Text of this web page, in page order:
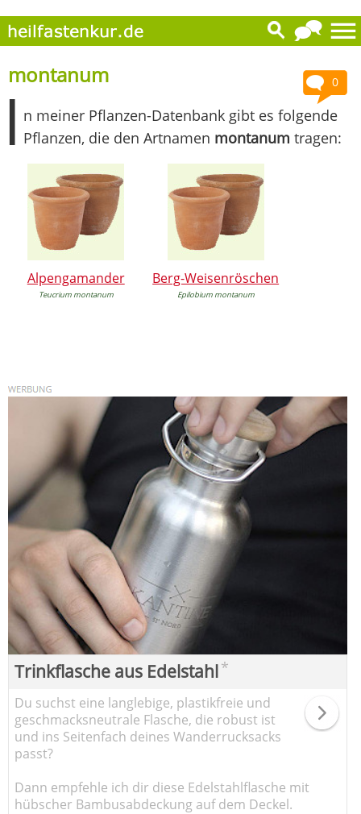
0
montanum
I n meiner Pflanzen-Datenbank gibt es folgende
Pflanzen, die den Artnamen montanum tragen:
Alpengamander
Teucrium montanum
Berg-Weisenröschen
Epilobium montanum
Trinkflasche aus Edelstahl*
Du suchst eine langlebige, plastikfreie und
geschmacksneutrale Flasche, die robust ist
und ins Seitenfach deines Wanderrucksacks
passt?
Dann empfehle ich dir diese Edelstahlflasche mit
hübscher Bambusabdeckung auf dem Deckel.